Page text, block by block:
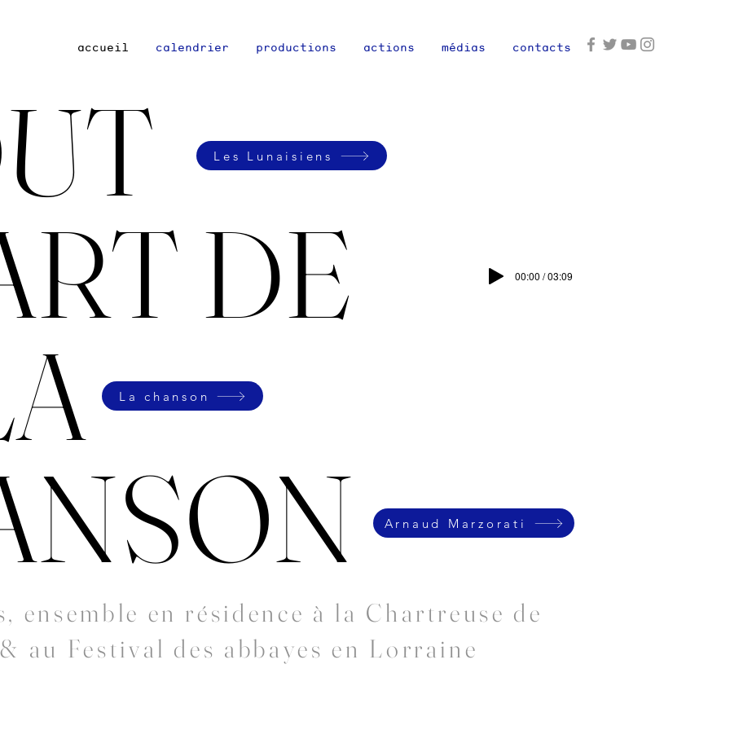
accueil calendrier productions actions médias contacts
DE
Les Lunaisiens
La chanson
Arnaud Marzorati
00:00 / 03:09
ensemble en résidence à la Chartreuse de
au Festival des abbayes en Lorraine